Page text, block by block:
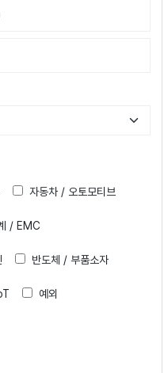
자동차 / 오토모티브
/ EMC
반도체 / 부품소자
예외